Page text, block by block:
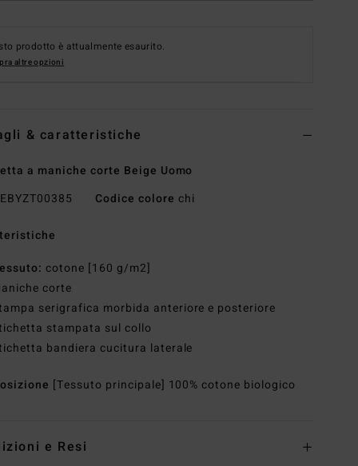
prodotto è attualmente esaurito.
altre opzioni
& caratteristiche
a maniche corte Beige Uomo
EBYZT00385 Codice colore chi
cotone [160 g/m2]
corte
serigrafica morbida anteriore e posteriore
stampata sul collo
bandiera cucitura laterale
[Tessuto principale] 100% cotone biologico
e Resi